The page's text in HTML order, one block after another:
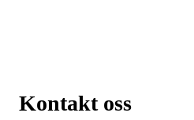
Kontakt oss